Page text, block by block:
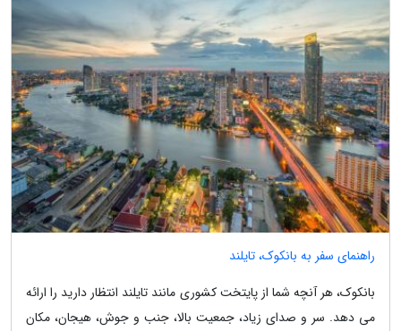
راهنمای سفر به بانکوک، تایلند
بانکوک، هر آنچه شما از پایتخت کشوری مانند تایلند انتظار دارید را ارائه
می دهد. سر و صدای زیاد، جمعیت بالا، جنب و جوش، هیجان، مکان